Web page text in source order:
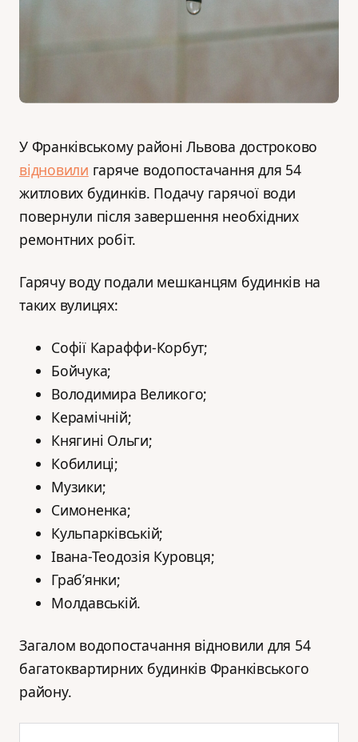
У Франківському районі Львова достроково
відновили гаряче водопостачання для 54
житлових будинків. Подачу гарячої води
повернули після завершення необхідних
ремонтних робіт.
Гарячу воду подали мешканцям будинків на
таких вулицях:
Софії Караффи-Корбут;
Бойчука;
Володимира Великого;
Керамічній;
Княгині Ольги;
Кобилиці;
Музики;
Симоненка;
Кульпарківській;
Івана-Теодозія Куровця;
Граб’янки;
Молдавській.
Загалом водопостачання відновили для 54
багатоквартирних будинків Франківського
району.